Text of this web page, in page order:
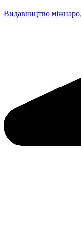
Видавництво